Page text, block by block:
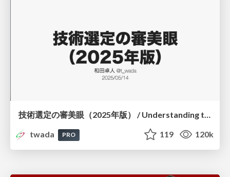
技術選定の審美眼（2025年版） / Understanding the Spiral of Technologies 2025 edition
twada
PRO 119 120k